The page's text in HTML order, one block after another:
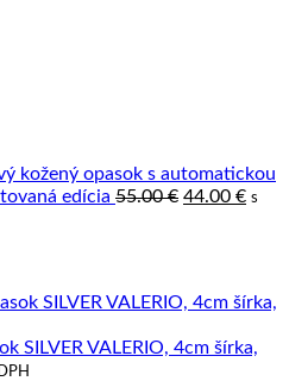
spracovanie
kožený opasok s automatickou
edícia 55.00€ Pôvodná
44.00 € s
SILVER VALERIO, 4cm šírka,